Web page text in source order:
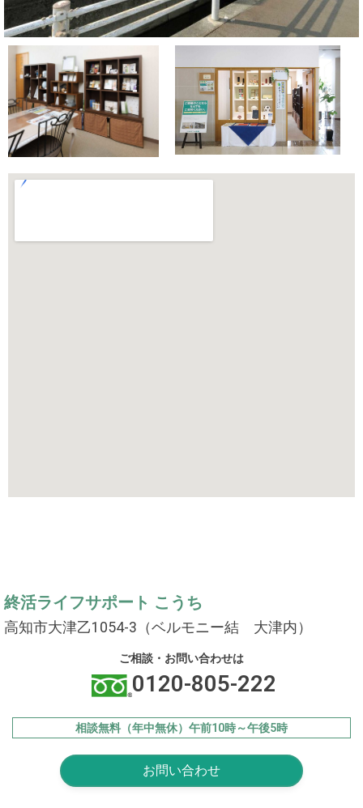
終活ライフサポート こうち
高知市大津乙1054-3（ベルモニー結 大津内）
ご相談・お問い合わせは
0120-805-222
相談無料（年中無休）午前10時～午後5時
お問い合わせ